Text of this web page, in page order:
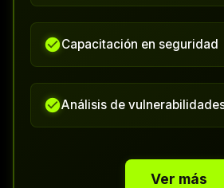
Capacitación en seguridad
Análisis de
Ver más